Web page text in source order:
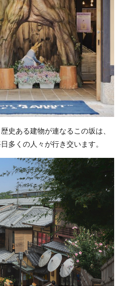
史ある建物が連なるこの坂は、
多くの人々が行き交います。